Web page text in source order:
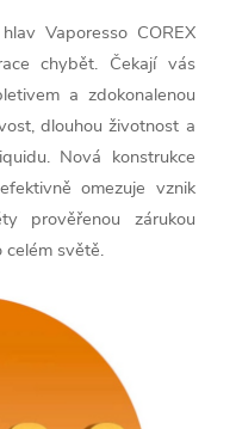
Vaporesso COREX
chybět. Čekají vás
a zdokonalenou
dlouhou životnost a
Nová konstrukce
omezuje vznik
prověřenou zárukou
celém světě.